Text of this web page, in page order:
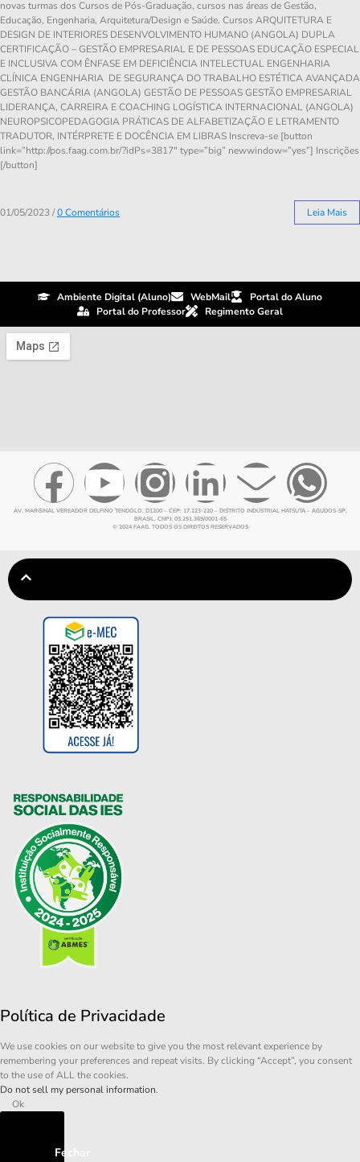
novas turmas dos Cursos de Pós-Graduação, cursos nas áreas de Gestão,
Educação, Engenharia, Arquitetura/Design e Saúde. Cursos ARQUITETURA E
DESIGN DE INTERIORES DESENVOLVIMENTO HUMANO (ANGOLA) DUPLA
CERTIFICAÇÃO – GESTÃO EMPRESARIAL E DE PESSOAS EDUCAÇÃO ESPECIAL
E INCLUSIVA COM ÊNFASE EM DEFICIÊNCIA INTELECTUAL ENGENHARIA
CLÍNICA ENGENHARIA DE SEGURANÇA DO TRABALHO ESTÉTICA AVANÇADA
GESTÃO BANCÁRIA (ANGOLA) GESTÃO DE PESSOAS GESTÃO EMPRESARIAL
LIDERANÇA, CARREIRA E COACHING LOGÍSTICA INTERNACIONAL (ANGOLA)
NEUROPSICOPEDAGOGIA PRÁTICAS DE ALFABETIZAÇÃO E LETRAMENTO
TRADUTOR, INTÉRPRETE E DOCÊNCIA EM LIBRAS Inscreva-se [button
link=”http://pos.faag.com.br/?idPs=3817″ type=”big” newwindow=”yes”] Inscrições
[/button]
01/05/2023/0 Comentários Leia Mais
Ambiente Digital (Aluno) WebMail
Portal do Aluno
Portal do Professor
Regimento Geral
AV. MARGINAL VEREADOR DELFINO TENDOLO, D1200 – CEP: 17.123-220 – DISTRITO INDUSTRIAL HATSUTA – AGUDOS-SP,
BRASIL. CNPJ: 03.251.369/0001-65
© 2024 FAAG. TODOS OS DIREITOS RESERVADOS
Política de Privacidade
We use cookies on our website to give you the most relevant experience by
remembering your preferences and repeat visits. By clicking “Accept”, you consent
to the use of ALL the cookies.
Do not sell my personal information.
Ok
Fechar